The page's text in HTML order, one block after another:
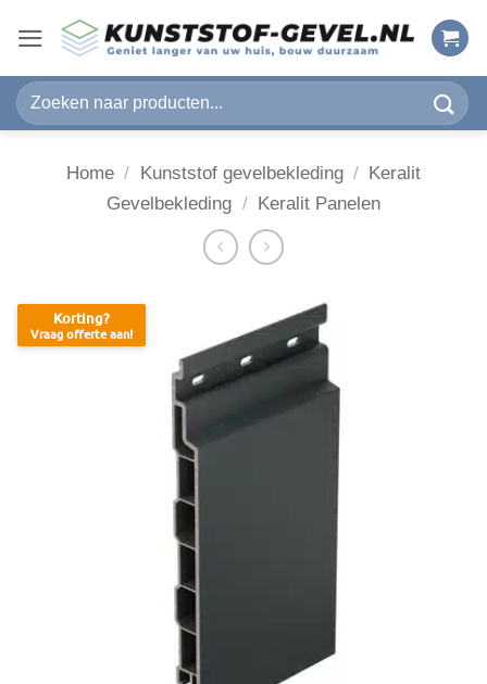
naar
inhoud
Zoeken
naar:
Home / Kunststof gevelbekleding / Keralit
Gevelbekleding / Keralit Panelen
Korting?
Vraag offerte aan!